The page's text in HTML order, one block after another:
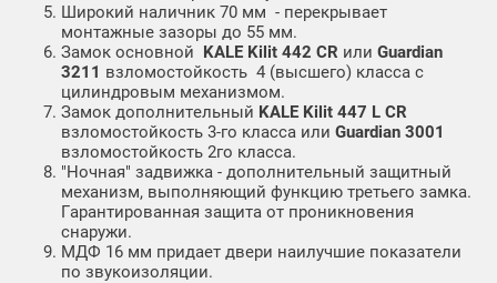
Широкий наличник 70 мм - перекрывает
монтажные зазоры до 55 мм.
Замок основной KALE Kilit 442 CR или Guardian
3211 взломостойкость 4 (высшего) класса с
цилиндровым механизмом.
Замок дополнительный KALE Kilit 447 L CR
взломостойкость 3-го класса или Guardian 3001
взломостойкость 2го класса.
"Ночная" задвижка - дополнительный защитный
механизм, выполняющий функцию третьего замка.
Гарантированная защита от проникновения
снаружи.
МДФ 16 мм придает двери наилучшие показатели
по звукоизоляции.